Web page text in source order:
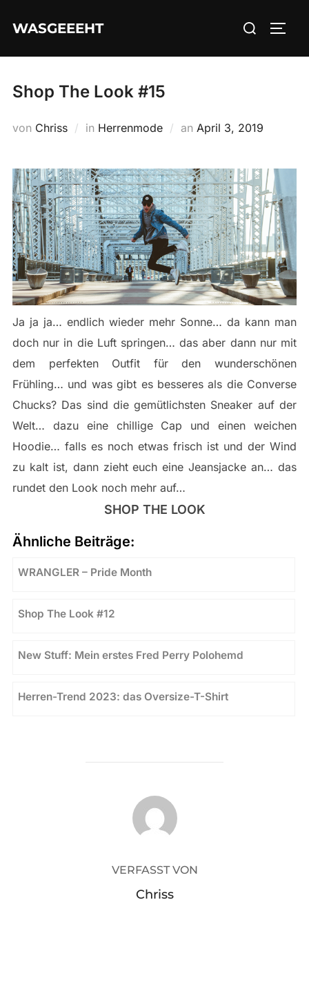
InhaltWASGEEEHT
Suchen
Shop The Look #15
von Chriss in Herrenmode an Veröffentlicht
April 3, 2019
Ja ja ja… endlich wieder mehr Sonne… da kann man
doch nur in die Luft springen… das aber dann nur mit
dem perfekten Outfit für den wunderschönen
Frühling… und was gibt es besseres als die Converse
Chucks? Das sind die gemütlichsten Sneaker auf der
Welt… dazu eine chillige Cap und einen weichen
Hoodie… falls es noch etwas frisch ist und der Wind
zu kalt ist, dann zieht euch eine Jeansjacke an… das
rundet den Look noch mehr auf…
SHOP THE LOOK
Ähnliche Beiträge:
WRANGLER – Pride Month
Shop The Look #12
New Stuff: Mein erstes Fred Perry Polohemd
Herren-Trend 2023: das Oversize-T-Shirt
BEITRAGSAUTOR
VERFASST VON
Chriss